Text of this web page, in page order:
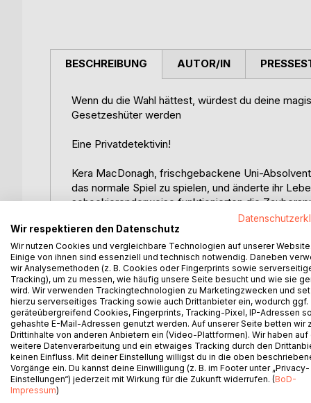
BESCHREIBUNG
Wenn du die Wahl hättest, würdest du deine
Gesetzeshüter werden
Eine Privatdetektivin!
Kera MacDonagh, frischgebackene Uni-
das normale Spiel zu spielen, und änderte ihr
schockierenderweise funktionierten die
Kera MacDonagh hat sich mit dem Erlernen von
Ausland und Einsätzen bei der Polizei
Jetzt setzt Kera ihren besten erwachsenen Fuß
Eine, über die ihre Mutter wahrscheinlich nicht
Aber werden die Mächtigen ihr die Chance
Bei allem, was passiert, muss Kera auch ihre
Wird die Arbeit als Detektivin ihr Bedürfnis
AUTOR/IN
Wir respektieren den Datenschutz
Wir nutzen Cookies und vergleichbare Technologien auf unserer Website.
Einige von ihnen sind essenziell und technisch notwendig. Daneben
wir Analysemethoden (z. B. Cookies oder Fingerprints sowie
Tracking), um zu messen, wie häufig unsere Seite besucht und wie sie
wird. Wir verwenden Trackingtechnologien zu Marketingzwecken und
hierzu serverseitiges Tracking sowie auch Drittanbieter ein, wodurch ggf.
geräteübergreifend Cookies, Fingerprints, Tracking-Pixel, IP-Adressen
gehashte E-Mail-Adressen genutzt werden. Auf unserer Seite betten wir
Drittinhalte von anderen Anbietern ein (Video-Plattformen). Wir haben auf
weitere Datenverarbeitung und ein etwaiges Tracking durch den
keinen Einfluss. Mit deiner Einstellung willigst du in die oben
Vorgänge ein. Du kannst deine Einwilligung (z. B. im Footer unter „Privacy-
Einstellungen“) jederzeit mit Wirkung für die Zukunft widerrufen. (BoD-
Impressum)